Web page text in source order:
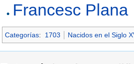
Francesc Plana
Categorías: 1703 Nacidos en el Siglo